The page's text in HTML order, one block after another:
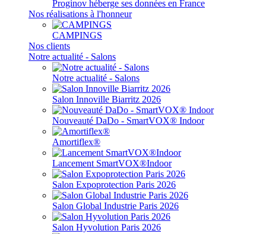
Proginov héberge ses données en France
Nos réalisations à l'honneur
CAMPINGS
Nos clients
Notre actualité - Salons
Notre actualité - Salons
Salon Innoville Biarritz 2026
Nouveauté DaDo - SmartVOX® Indoor
Amortiflex®
Lancement SmartVOX®Indoor
Salon Expoprotection Paris 2026
Salon Global Industrie Paris 2026
Salon Hyvolution Paris 2026